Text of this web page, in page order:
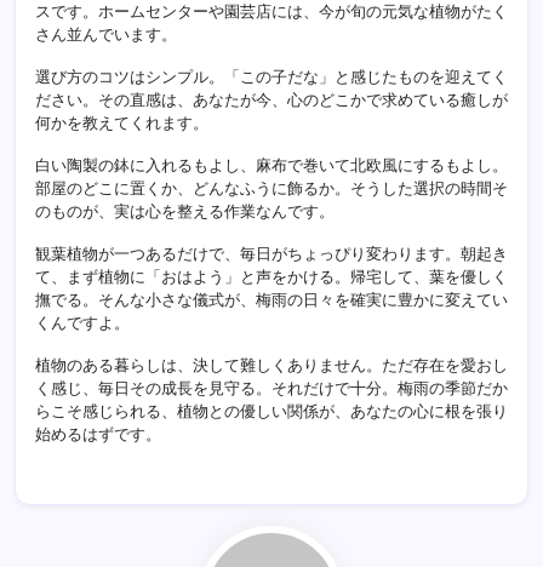
スです。ホームセンターや園芸店には、今が旬の元気な植物がたく
さん並んでいます。
選び方のコツはシンプル。「この子だな」と感じたものを迎えてく
ださい。その直感は、あなたが今、心のどこかで求めている癒しが
何かを教えてくれます。
白い陶製の鉢に入れるもよし、麻布で巻いて北欧風にするもよし。
部屋のどこに置くか、どんなふうに飾るか。そうした選択の時間そ
のものが、実は心を整える作業なんです。
観葉植物が一つあるだけで、毎日がちょっぴり変わります。朝起き
て、まず植物に「おはよう」と声をかける。帰宅して、葉を優しく
撫でる。そんな小さな儀式が、梅雨の日々を確実に豊かに変えてい
くんですよ。
植物のある暮らしは、決して難しくありません。ただ存在を愛おし
く感じ、毎日その成長を見守る。それだけで十分。梅雨の季節だか
らこそ感じられる、植物との優しい関係が、あなたの心に根を張り
始めるはずです。